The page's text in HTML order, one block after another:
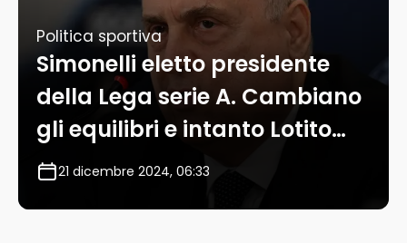
Politica sportiva
Simonelli eletto presidente
della Lega serie A. Cambiano
gli equilibri e intanto Lotito…
21 dicembre 2024, 06:33